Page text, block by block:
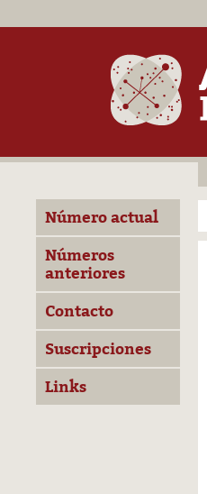
Número actual
Números
anteriores
Contacto
Suscripciones
Links